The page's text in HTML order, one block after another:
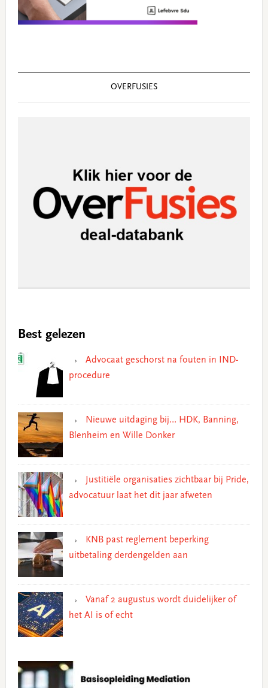
OVERFUSIES
Best gelezen
Advocaat geschorst na fouten in IND-
procedure
Nieuwe uitdaging bij… HDK, Banning,
Blenheim en Wille Donker
Justitiële organisaties zichtbaar bij Pride,
advocatuur laat het dit jaar afweten
KNB past reglement beperking
uitbetaling derdengelden aan
Vanaf 2 augustus wordt duidelijker of
het AI is of echt